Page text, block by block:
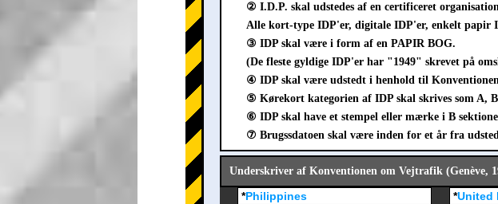
② I.D.P. skal udstedes af en certificeret
Alle kort-type IDP'er, digitale IDP'er, enkelt papir
③ IDP skal være i form af en PAPIR BOG.
(De fleste gyldige IDP'er har "1949" skrevet på
④ IDP skal være udstedt i henhold til
⑤ Kørekort kategorien af IDP skal skrives som A,
⑥ IDP skal have et stempel eller mærke i B
⑦ Brugssdatoen skal være inden for et år fra
Underskriver af Konventionen om Vejtrafik (Genève,
*Philippines
*United